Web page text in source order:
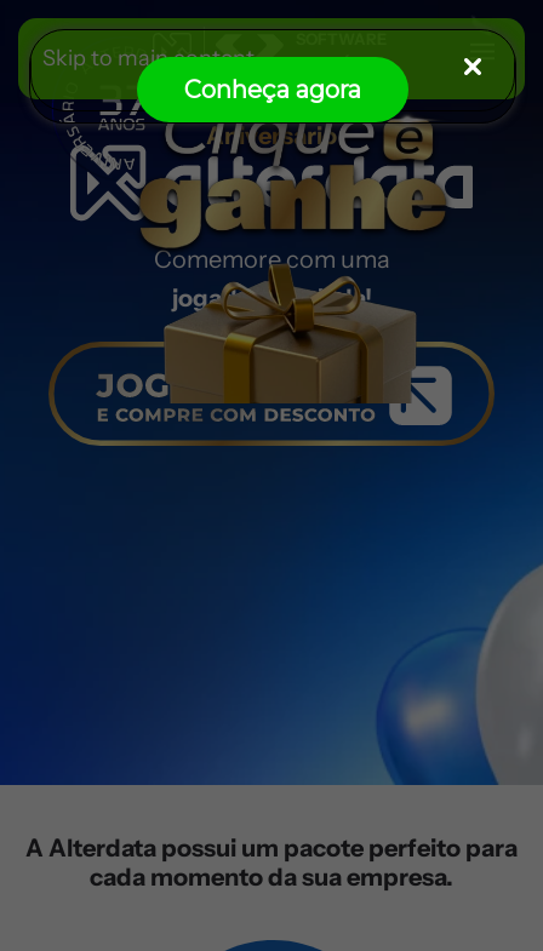
Conheça agora
Skip to main content
Aniversário
Comemore com uma
jogada premiada!
A Alterdata possui um pacote perfeito para
cada momento da sua empresa.